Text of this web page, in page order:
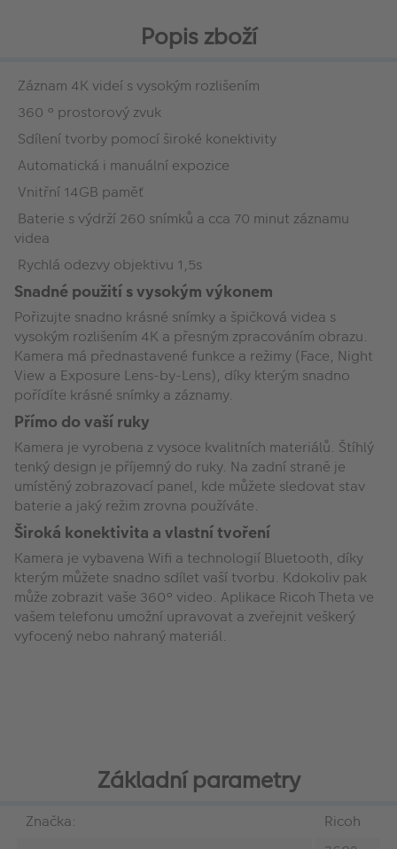
Popis zboží
Záznam 4K videí s vysokým rozlišením
360 ° prostorový zvuk
Sdílení tvorby pomocí široké konektivity
Automatická i manuální expozice
Vnitřní 14GB paměť
Baterie s výdrží 260 snímků a cca 70 minut záznamu
videa
Rychlá odezvy objektivu 1,5s
Snadné použití s vysokým výkonem
Pořizujte snadno krásné snímky a špičková videa s
vysokým rozlišením 4K a přesným zpracováním obrazu.
Kamera má přednastavené funkce a režimy (Face, Night
View a Exposure Lens-by-Lens), díky kterým snadno
pořídíte krásné snímky a záznamy.
Přímo do vaší ruky
Kamera je vyrobena z vysoce kvalitních materiálů. Štíhlý
tenký design je příjemný do ruky. Na zadní straně je
umístěný zobrazovací panel, kde můžete sledovat stav
baterie a jaký režim zrovna používáte.
Široká konektivita a vlastní tvoření
Kamera je vybavena Wifi a technologií Bluetooth, díky
kterým můžete snadno sdílet vaší tvorbu. Kdokoliv pak
může zobrazit vaše 360° video. Aplikace Ricoh Theta ve
vašem telefonu umožní upravovat a zveřejnit veškerý
vyfocený nebo nahraný materiál.
Základní parametry
Značka: Ricoh